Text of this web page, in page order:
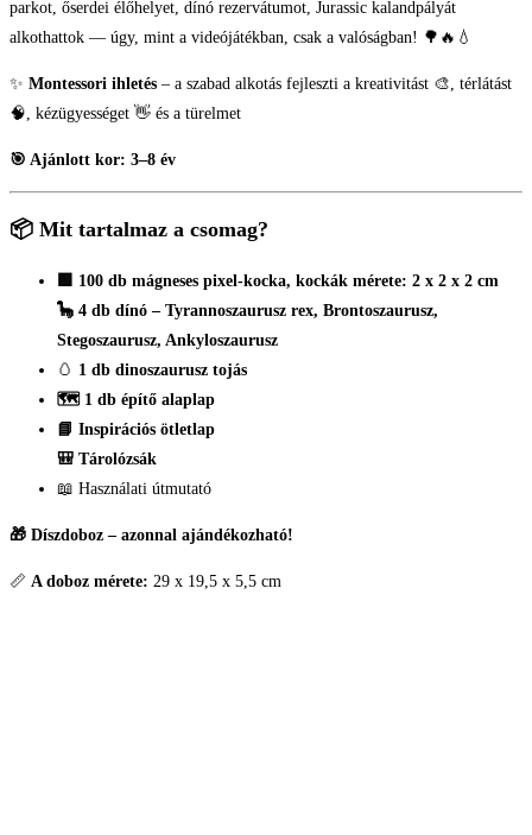
parkot, őserdei élőhelyet, dínó rezervátumot, Jurassic kalandpályát
alkothattok — úgy, mint a videójátékban, csak a valóságban! 🌳🔥💧
✨ Montessori ihletés – a szabad alkotás fejleszti a kreativitást 🎨, térlátást
🧠, kézügyességet 👋 és a türelmet
🎯 Ajánlott kor: 3–8 év
📦 Mit tartalmaz a csomag?
🟩 100 db mágneses pixel-kocka, kockák mérete: 2 x 2 x 2 cm
🦕 4 db dínó – Tyrannoszaurusz rex, Brontoszaurusz,
Stegoszaurusz, Ankyloszaurusz
🥚 1 db dinoszaurusz tojás
🗺️ 1 db építő alaplap
📘 Inspirációs ötletlap
🎒 Tárolózsák
📖 Használati útmutató
🎁 Díszdoboz – azonnal ajándékozható!
📏 A doboz mérete: 29 x 19,5 x 5,5 cm